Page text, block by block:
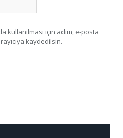
kullanılması için adım, e-posta
kaydedilsin.